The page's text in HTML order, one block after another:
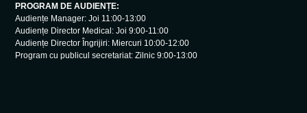
PROGRAM DE AUDIENȚE:
Audiențe Manager: Joi 11:00-13:00
Audiențe Director Medical: Joi 9:00-11:00
Audiențe Director Îngrijiri: Miercuri 10:00-12:00
Program cu publicul secretariat: Zilnic 9:00-13:00